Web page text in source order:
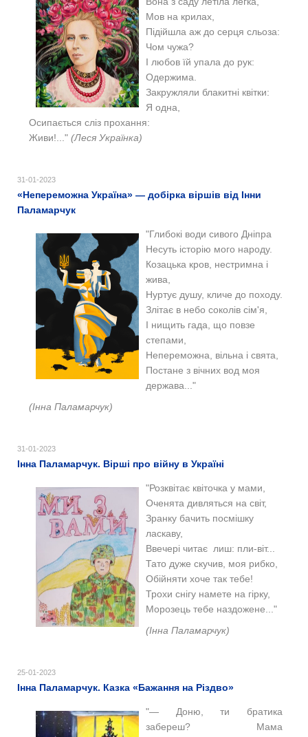
Мов на крилах,
Підійшла аж до серця сльоза:
Чом чужа?
І любов їй упала до рук:
Одержима.
Закружляли блакитні квітки:
Я одна,
Осипається сліз прохання:
Живи!..." (Леся Українка)
31-01-2023
«Непереможна Україна» — добірка віршів від Інни
Паламарчук
"Глибокі води сивого Дніпра
Несуть історію мого народу.
Козацька кров, нестримна і
жива,
Нуртує душу, кличе до походу.
Злітає в небо соколів сім'я,
І нищить гада, що повзе
степами,
Непереможна, вільна і свята,
Постане з вічних вод моя
держава..."
(Інна Паламарчук)
31-01-2023
Інна Паламарчук. Вірші про війну в Україні
"Розквітає квіточка у мами,
Оченята дивляться на світ,
Зранку бачить посмішку
ласкаву,
Ввечері читає лиш: пли-віт...
Тато дуже скучив, моя рибко,
Обійняти хоче так тебе!
Трохи снігу намете на гірку,
Морозець тебе наздожене..."
(Інна Паламарчук)
25-01-2023
Інна Паламарчук. Казка «Бажання на Різдво»
"— Доню, ти братика
забереш? Мама